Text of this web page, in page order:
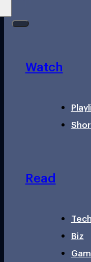
Watch
Read
Tech
Biz